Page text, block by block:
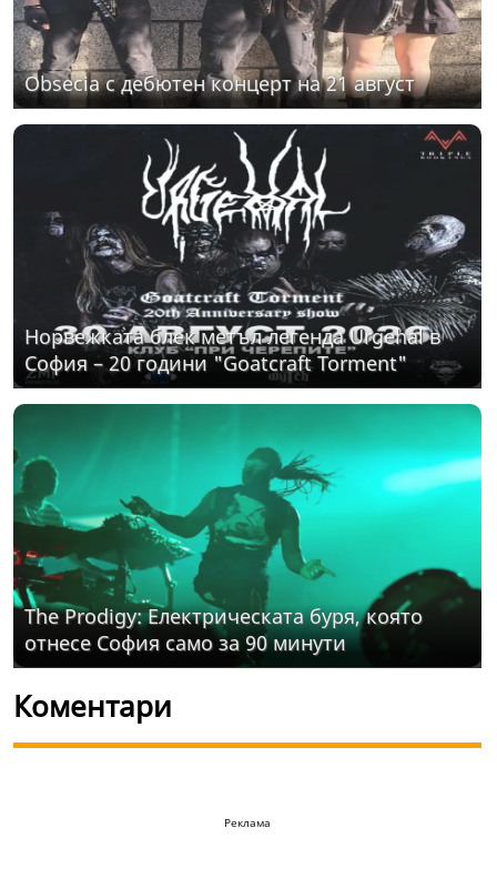
Obsecia с дебютен концерт на 21 август
Норвежката блек метъл легенда Urgehal в
София – 20 години "Goatcraft Torment"
The Prodigy: Електрическата буря, която
отнесе София само за 90 минути
Коментари
Реклама